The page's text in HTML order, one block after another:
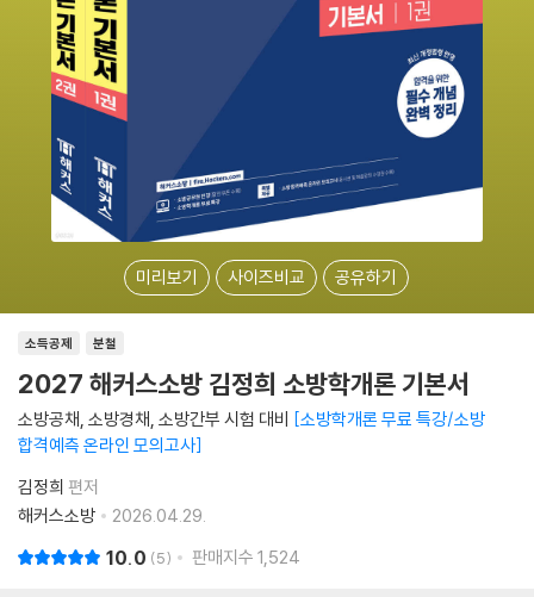
미리보기 사이즈비교 공유하기
소득공제 분철
2027 해커스소방 김정희 소방학개론 기본서
소방공채, 소방경채, 소방간부 시험 대비 소방학개론 무료 특강/소방
합격예측 온라인 모의고사
김정희 편저
해커스소방
2026.04.29.
10.0 5 판매지수 1,524